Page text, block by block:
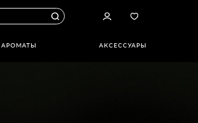
АРОМАТЫ АКСЕССУАРЫ